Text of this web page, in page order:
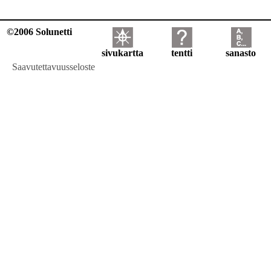
©2006 Solunetti
sivukartta tentti
sanasto
Saavutettavuusseloste